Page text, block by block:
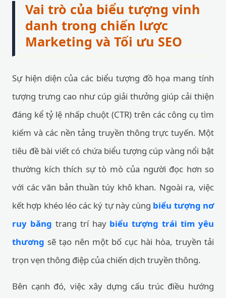
Vai trò của biểu tượng vinh
danh trong chiến lược
Marketing và Tối ưu SEO
Sự hiện diện của các biểu tượng đồ họa mang tính
tượng trưng cao như cúp giải thưởng giúp cải thiện
đáng kể tỷ lệ nhấp chuột (CTR) trên các công cụ tìm
kiếm và các nền tảng truyền thông trực tuyến. Một
tiêu đề bài viết có chứa biểu tượng cúp vàng nổi bật
thường kích thích sự tò mò của người đọc hơn so
với các văn bản thuần túy khô khan. Ngoài ra, việc
kết hợp khéo léo các ký tự này cùng biểu tượng nơ
ruy băng trang trí hay biểu tượng trái tim yêu
thương sẽ tạo nên một bố cục hài hòa, truyền tải
trọn vẹn thông điệp của chiến dịch truyền thông.
Bên cạnh đó, việc xây dựng cấu trúc điều hướng